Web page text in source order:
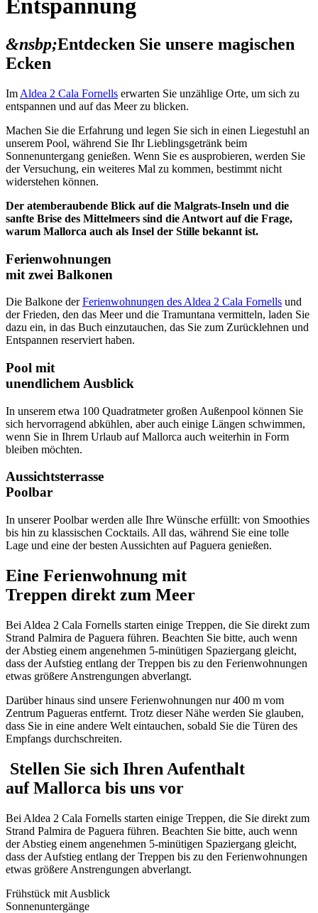
Entspannung
&nsbp;Entdecken Sie unsere magischen
Ecken
Im Aldea 2 Cala Fornells erwarten Sie unzählige Orte, um sich zu
entspannen und auf das Meer zu blicken.
Machen Sie die Erfahrung und legen Sie sich in einen Liegestuhl an
unserem Pool, während Sie Ihr Lieblingsgetränk beim
Sonnenuntergang genießen. Wenn Sie es ausprobieren, werden Sie
der Versuchung, ein weiteres Mal zu kommen, bestimmt nicht
widerstehen können.
Der atemberaubende Blick auf die Malgrats-Inseln und die
sanfte Brise des Mittelmeers sind die Antwort auf die Frage,
warum Mallorca auch als Insel der Stille bekannt ist.
Ferienwohnungen
mit zwei Balkonen
Die Balkone derFerienwohnungen des Aldea 2 Cala Fornells und
der Frieden, den das Meer und die Tramuntana vermitteln, laden Sie
dazu ein, in das Buch einzutauchen, das Sie zum Zurücklehnen und
Entspannen reserviert haben.
Pool mit
unendlichem Ausblick
In unserem etwa 100 Quadratmeter großen Außenpool können Sie
sich hervorragend abkühlen, aber auch einige Längen schwimmen,
wenn Sie in Ihrem Urlaub auf Mallorca auch weiterhin in Form
bleiben möchten.
Aussichtsterrasse
Poolbar
In unserer Poolbar werden alle Ihre Wünsche erfüllt: von Smoothies
bis hin zu klassischen Cocktails. All das, während Sie eine tolle
Lage und eine der besten Aussichten auf Paguera genießen.
Eine Ferienwohnung mit
Treppen direkt zum Meer
Bei Aldea 2 Cala Fornells starten einige Treppen, die Sie direkt zum
Strand Palmira de Paguera führen. Beachten Sie bitte, auch wenn
der Abstieg einem angenehmen 5-minütigen Spaziergang gleicht,
dass der Aufstieg entlang der Treppen bis zu den Ferienwohnungen
etwas größere Anstrengungen abverlangt.
Darüber hinaus sind unsere Ferienwohnungen nur 400 m vom
Zentrum Pagueras entfernt. Trotz dieser Nähe werden Sie glauben,
dass Sie in eine andere Welt eintauchen, sobald Sie die Türen des
Empfangs durchschreiten.
Stellen Sie sich Ihren Aufenthalt
auf Mallorca bis uns vor
Bei Aldea 2 Cala Fornells starten einige Treppen, die Sie direkt zum
Strand Palmira de Paguera führen. Beachten Sie bitte, auch wenn
der Abstieg einem angenehmen 5-minütigen Spaziergang gleicht,
dass der Aufstieg entlang der Treppen bis zu den Ferienwohnungen
etwas größere Anstrengungen abverlangt.
Frühstück mit Ausblick
Sonnenuntergänge